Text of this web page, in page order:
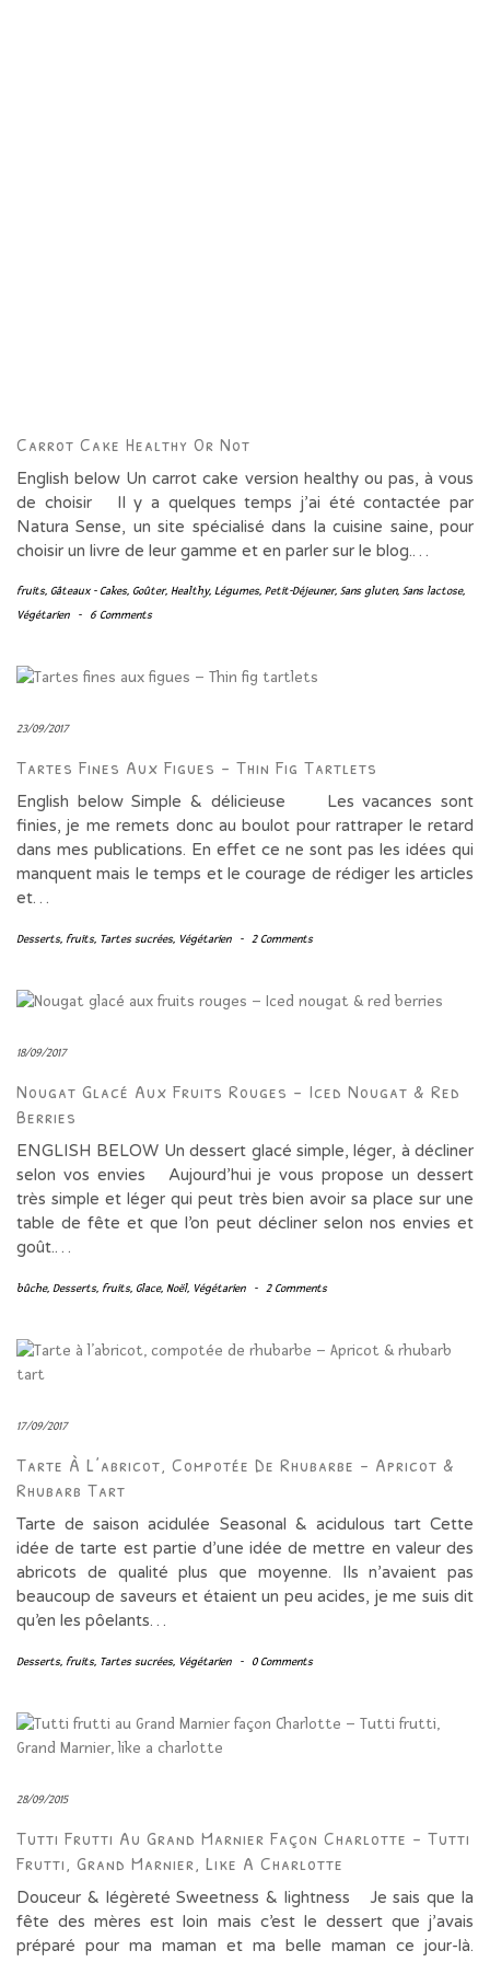
Carrot Cake Healthy Or Not
English below Un carrot cake version healthy ou pas, à vous
de choisir Il y a quelques temps j’ai été contactée par
Natura Sense, un site spécialisé dans la cuisine saine, pour
choisir un livre de leur gamme et en parler sur le blog.…
fruits, Gâteaux - Cakes, Goûter, Healthy, Légumes, Petit-Déjeuner, Sans gluten, Sans lactose,
Végétarien
- 6 Comments
23/09/2017
Tartes Fines Aux Figues – Thin Fig Tartlets
English below Simple & délicieuse Les vacances sont
finies, je me remets donc au boulot pour rattraper le retard
dans mes publications. En effet ce ne sont pas les idées qui
manquent mais le temps et le courage de rédiger les articles
et…
Desserts, fruits, Tartes sucrées, Végétarien - 2 Comments
18/09/2017
Nougat Glacé Aux Fruits Rouges – Iced Nougat & Red
Berries
ENGLISH BELOW Un dessert glacé simple, léger, à décliner
selon vos envies Aujourd’hui je vous propose un dessert
très simple et léger qui peut très bien avoir sa place sur une
table de fête et que l’on peut décliner selon nos envies et
goût.…
bûche, Desserts, fruits, Glace, Noël, Végétarien - 2 Comments
17/09/2017
Tarte À L’abricot, Compotée De Rhubarbe – Apricot &
Rhubarb Tart
Tarte de saison acidulée Seasonal & acidulous tart Cette
idée de tarte est partie d’une idée de mettre en valeur des
abricots de qualité plus que moyenne. Ils n’avaient pas
beaucoup de saveurs et étaient un peu acides, je me suis dit
qu’en les pôelants…
Desserts, fruits, Tartes sucrées, Végétarien - 0 Comments
28/09/2015
Tutti Frutti Au Grand Marnier Façon Charlotte – Tutti
Frutti, Grand Marnier, Like A Charlotte
Douceur & légèreté Sweetness & lightness Je sais que la
fête des mères est loin mais c’est le dessert que j’avais
préparé pour ma maman et ma belle maman ce jour-là.